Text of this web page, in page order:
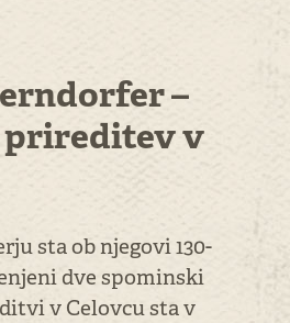
–
prireditev v
sta ob njegovi 130-
dve spominski
v Celovcu sta v